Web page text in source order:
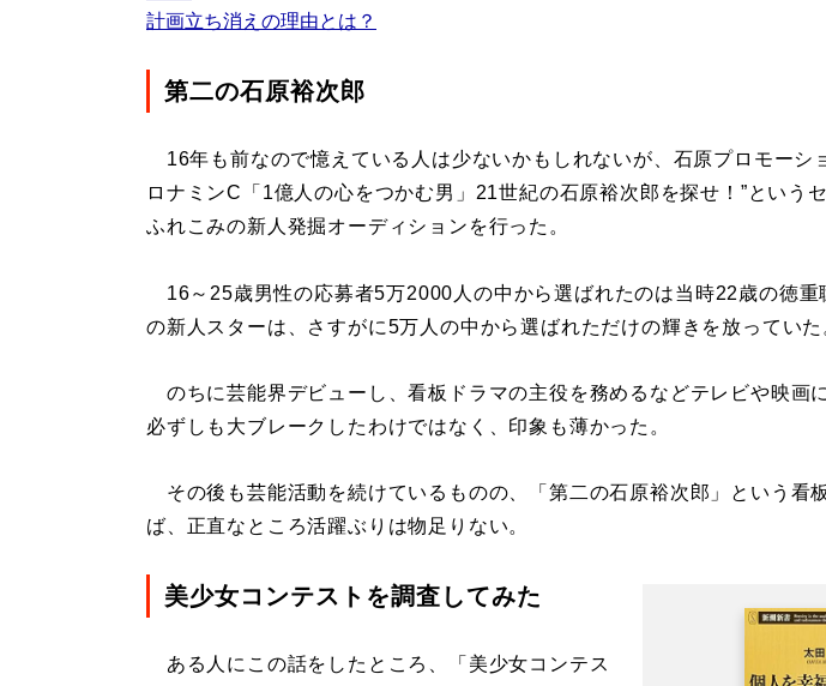
計画立ち消えの理由とは？
第二の石原裕次郎
16年も前なので憶えている人は少ないかもしれないが、石原プロモーシ
ロナミンC「1億人の心をつかむ男」21世紀の石原裕次郎を探せ！”という
ふれこみの新人発掘オーディションを行った。
16～25歳男性の応募者5万2000人の中から選ばれたのは当時22歳の徳重
の新人スターは、さすがに5万人の中から選ばれただけの輝きを放っていた
のちに芸能界デビューし、看板ドラマの主役を務めるなどテレビや映画
必ずしも大ブレークしたわけではなく、印象も薄かった。
その後も芸能活動を続けているものの、「第二の石原裕次郎」という看
ば、正直なところ活躍ぶりは物足りない。
美少女コンテストを調査してみた
ある人にこの話をしたところ、「美少女コンテス